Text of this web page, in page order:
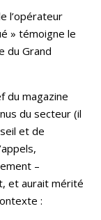
l’opérateur
» témoigne le
du Grand
du magazine
du secteur (il
et de
–
et aurait mérité
: